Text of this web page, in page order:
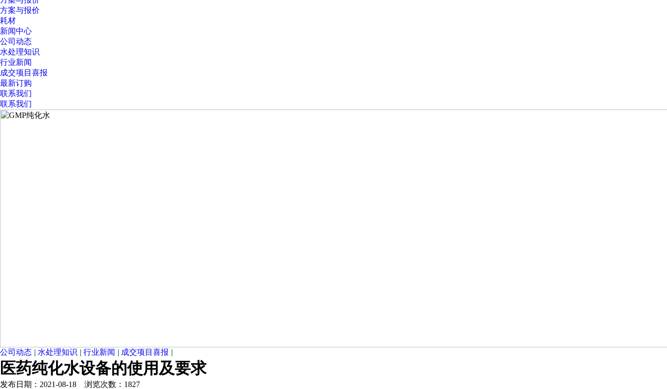
方案与报价
耗材
新闻中心
公司动态
水处理知识
行业新闻
成交项目喜报
最新订购
联系我们
联系我们
公司动态 | 水处理知识 | 行业新闻 | 成交项目喜报 |
医药纯化水设备的使用及要求
发布日期：2021-08-18 浏览次数：1827